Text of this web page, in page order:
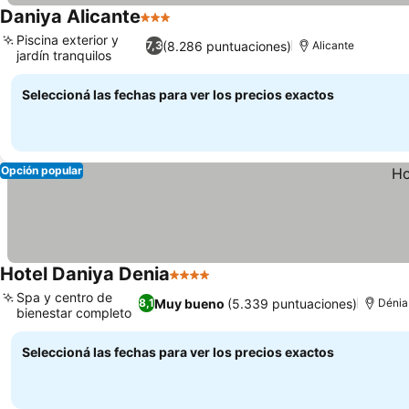
Daniya Alicante3 Estrellas
7,3(8.286 puntuaciones)
Piscina exterior y
jardín tranquilos
Alicante
Seleccioná las fechas para ver los precios exactos
Opción popular
Hotel Daniya Denia4 Estrellas
8,1Muy bueno (5.339 puntuaciones)
Spa y centro de
bienestar completo
Dénia
Seleccioná las fechas para ver los precios exactos